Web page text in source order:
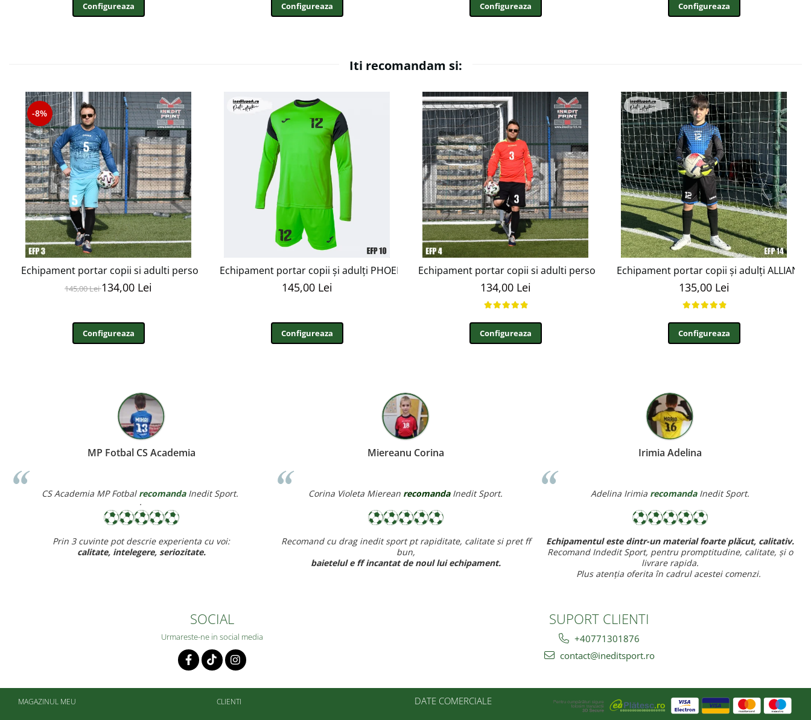
Configureaza Configureaza Configureaza Configureaza
Iti recomandam si:
-8%
Echipament portar copii si adulti personalizabil EFP3
145,00 Lei134,00 Lei
Configureaza
Echipament portar copii și adulți PHOENIX, VERDE, XL EFP10
145,00 Lei
Configureaza
Echipament portar copii si adulti personalizabil EFP4
134,00 Lei
Configureaza
Echipament portar copii și adulți ALLIANZ
135,00 Lei
Configureaza
Cata Catalina
Cătă Cătălinarecomanda Inedit Sport.
Suntemfoarte mulțumiți de echipament,
atât eu cât și băiețelul meu!!!
MP Fotbal CS Academia
CS Academia MP Fotbal recomanda Inedit Sport.
Prin 3 cuvinte pot descrie experienta cu voi:
calitate, intelegere, seriozitate.
Miereanu Corina
Corina Violeta Miereanrecomanda Inedit Sport.
Recomand cu drag inedit sport pt rapiditate, calitate si pret ff
bun,
baietelul e ff incantat de noul lui echipament.
SOCIAL
Urmareste-ne in social media
SUPORT CLIENTI
+40771301876
contact@ineditsport.ro
MAGAZINUL MEU CLIENTI DATE COMERCIALE